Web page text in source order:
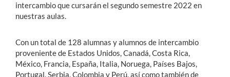
intercambio que cursarán el segundo semestre 2022 en
nuestras aulas.
Con un total de 128 alumnas y alumnos de intercambio
proveniente de Estados Unidos, Canadá, Costa Rica,
México, Francia, España, Italia, Noruega, Países Bajos,
Portugal, Serbia, Colombia y Perú, así como también de